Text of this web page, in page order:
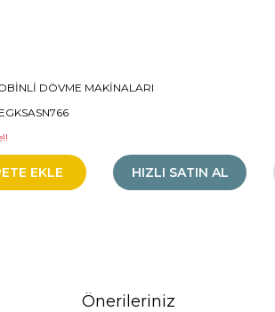
DÖVME MAKİNALARI
EKLE HIZLI SATIN AL
Önerileriniz